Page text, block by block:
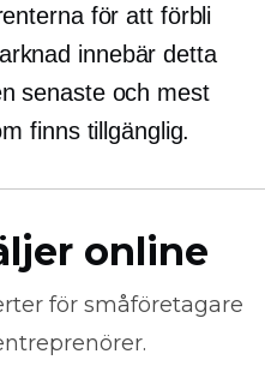
för att förbli
innebär detta
senaste och mest
finns tillgänglig.
online
för småföretagare